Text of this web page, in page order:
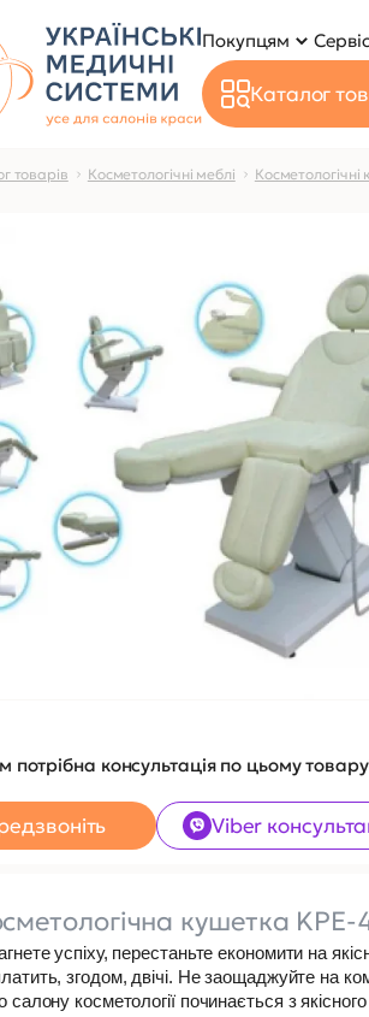
Покупцям Сервіс
Каталог
товарів Косметологічні меблі
потрібна консультація по цьому
Viber
кушетка
успіху, перестаньте економити на
згодом, двічі. Не заощаджуйте на
салону косметології починається з